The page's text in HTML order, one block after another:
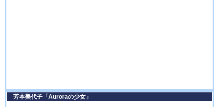
芳本美代子「Auroraの少女」